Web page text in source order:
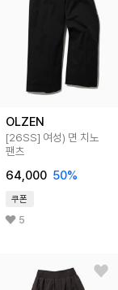
OLZEN
[26SS] 여성) 면 치노
팬츠
64,000 50%
쿠폰
5